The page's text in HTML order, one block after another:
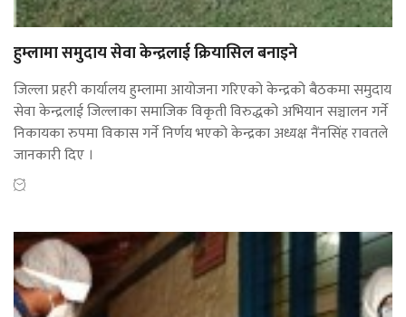
हुम्लामा समुदाय सेवा केन्द्रलाई क्रियासिल बनाइने
जिल्ला प्रहरी कार्यालय हुम्लामा आयोजना गरिएको केन्द्रको बैठकमा समुदाय
सेवा केन्द्रलाई जिल्लाका समाजिक विकृती विरुद्धको अभियान सञ्चालन गर्ने
निकायका रुपमा विकास गर्ने निर्णय भएको केन्द्रका अध्यक्ष नैंनसिंह रावतले
जानकारी दिए ।